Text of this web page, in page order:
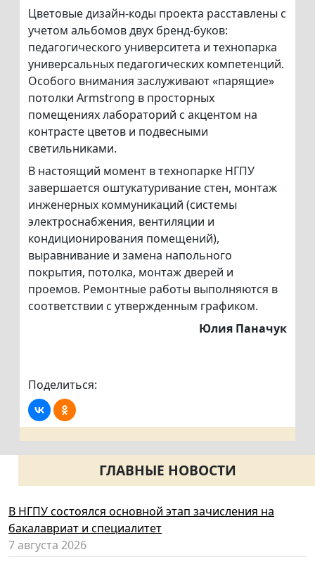
Цветовые дизайн-коды проекта расставлены с
учетом альбомов двух бренд-буков:
педагогического университета и технопарка
универсальных педагогических компетенций.
Особого внимания заслуживают «парящие»
потолки Armstrong в просторных
помещениях лабораторий с акцентом на
контрасте цветов и подвесными
светильниками.
В настоящий момент в технопарке НГПУ
завершается оштукатуривание стен, монтаж
инженерных коммуникаций (системы
электроснабжения, вентиляции и
кондиционирования помещений),
выравнивание и замена напольного
покрытия, потолка, монтаж дверей и
проемов. Ремонтные работы выполняются в
соответствии с утвержденным графиком.
Юлия Паначук
Поделиться:
ГЛАВНЫЕ НОВОСТИ
В НГПУ состоялся основной этап зачисления на
бакалавриат и специалитет
7 августа 2026